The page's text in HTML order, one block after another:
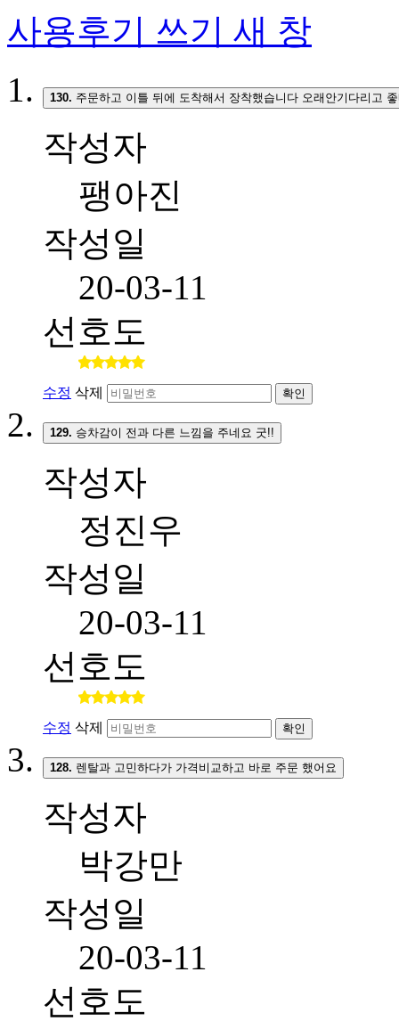
사용후기 쓰기 새 창
130. 주문하고 이틀 뒤에 도착해서 장착했습니다 오래안기다리고
작성자
팽아진
작성일
20-03-11
선호도
수정 삭제 확인
129. 승차감이 전과 다른 느낌을 주네요 굿!!
작성자
정진우
작성일
20-03-11
선호도
수정 삭제 확인
128. 렌탈과 고민하다가 가격비교하고 바로 주문 했어요
작성자
박강만
작성일
20-03-11
선호도